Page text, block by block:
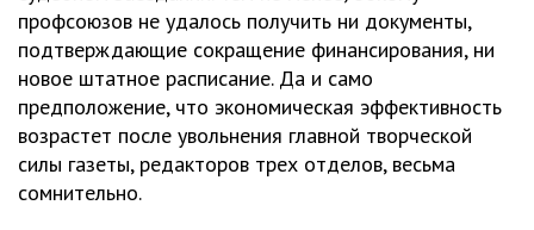
профсоюзов не удалось получить ни документы,
подтверждающие сокращение финансирования, ни
новое штатное расписание. Да и само
предположение, что экономическая эффективность
возрастет после увольнения главной творческой
силы газеты, редакторов трех отделов, весьма
сомнительно.